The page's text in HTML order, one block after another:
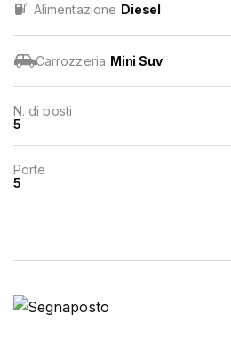
Alimentazione Diesel
Carrozzeria Mini Suv
N. di posti
5
Porte
5